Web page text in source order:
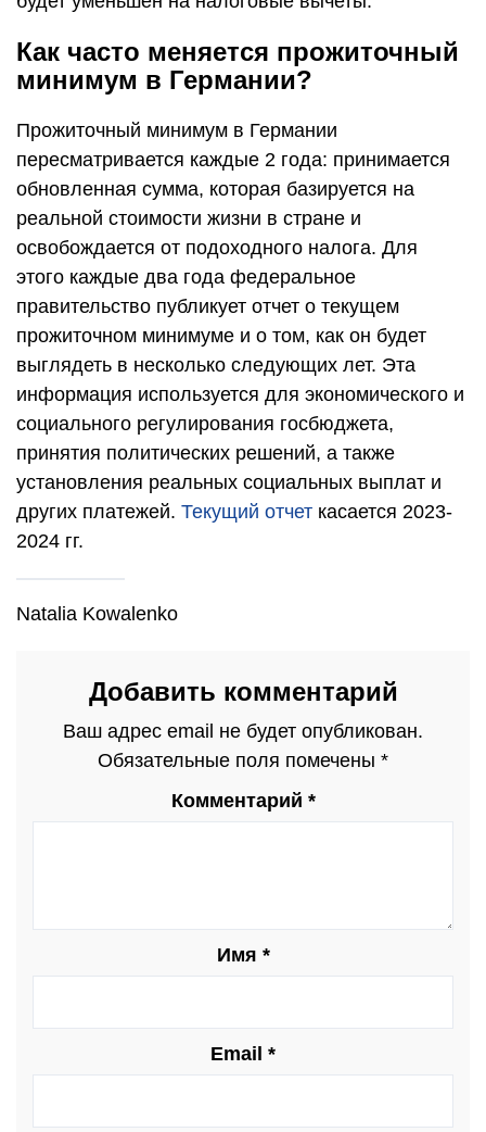
Как часто меняется прожиточный
минимум в Германии?
Прожиточный минимум в Германии
пересматривается каждые 2 года: принимается
обновленная сумма, которая базируется на
реальной стоимости жизни в стране и
освобождается от подоходного налога. Для
этого каждые два года федеральное
правительство публикует отчет о текущем
прожиточном минимуме и о том, как он будет
выглядеть в несколько следующих лет. Эта
информация используется для экономического и
социального регулирования госбюджета,
принятия политических решений, а также
установления реальных социальных выплат и
других платежей. Текущий отчет касается 2023-
2024 гг.
Natalia Kowalenko
Добавить комментарий
Ваш адрес email не будет опубликован.
Обязательные поля помечены *
Комментарий *
Имя *
Email *